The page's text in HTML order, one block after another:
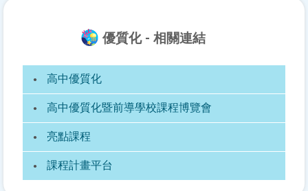
優質化 - 相關連結
高中優質化
高中優質化暨前導學校課程博覽會
亮點課程
課程計畫平台